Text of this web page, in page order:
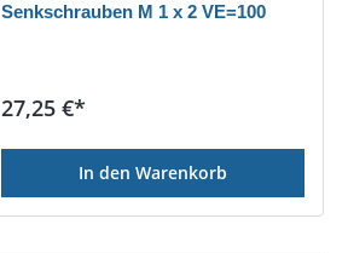
Senkschrauben M 1 x 2 VE=100
Regulärer Preis:
27,25 €*
In den Warenkorb